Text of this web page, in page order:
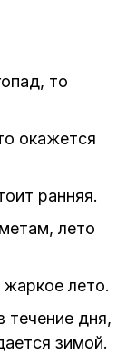
то
окажется
ранняя.
лето
лето.
течение дня,
зимой.